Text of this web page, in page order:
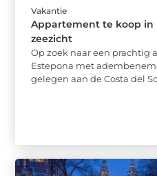
Vakantie
Appartement te koop in
zeezicht
Op zoek naar een prachtig
Estepona met
gelegen aan de Costa del